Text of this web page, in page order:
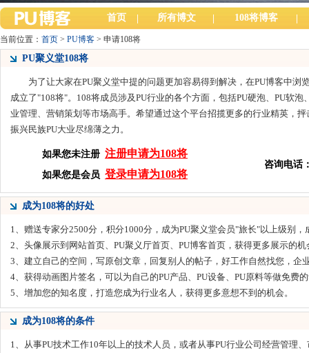
首页 所有博文 108将博客
当前位置： 首页 > PU博客 > 申请108将
PU聚义堂108将
为了让大家在PU聚义堂中提的问题更加容易得到解决，在PU博客中浏
成立了"108将"。108将成员涉及PU行业的各个方面，包括PU硬泡、PU软
业管理、营销策划等市场高手。希望通过这个平台招揽更多的行业精英，
振兴民族PU大业尽绵薄之力。
如果您未注册 注册申请为108将
咨询电话
如果您是会员 登录申请为108将
成为108将的好处
1、赠送专家分2500分，积分1000分，成为PU聚义堂会员"旅长"以上级别
2、头像展示到网站首页、PU聚义厅首页、PU博客首页，获得更多展示的
3、建立自己的空间，写原创文章，回复别人的帖子，好工作自然找您，企
4、获得动画图片签名，可以为自己的PU产品、PU设备、PU原料等做免费
5、增加您的知名度，打造您成为行业名人，获得更多意想不到的机会。
成为108将的条件
1、从事PU技术工作10年以上的技术人员，或者从事PU行业公司经营管理